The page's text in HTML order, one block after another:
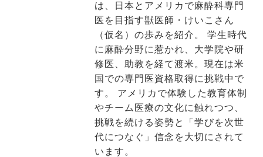
は、日本とアメリカで麻酔科専門
医を目指す獣医師・けいこさん
（仮名）の歩みを紹介。 学生時代
に麻酔分野に惹かれ、大学院や研
修医、助教を経て渡米。現在は米
国での専門医資格取得に挑戦中で
す。 アメリカで体験した教育体制
やチーム医療の文化に触れつつ、
挑戦を続ける姿勢と「学びを次世
代につなぐ」信念を大切にされて
います。